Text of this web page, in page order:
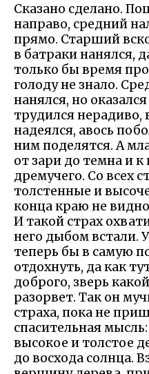
Сказано сделано.
направо, средний
прямо. Старший
в батраки нанялся,
только бы время
голоду не знало.
нанялся, но
трудился нерадиво,
надеялся, авось
ним поделятся. А
от зари до темна и к
дремучего. Со всех
толстенные и
конца краю не
И такой страх
него дыбом встали.
теперь бы в самую
отдохнуть, да как
доброго, зверь
разорвет. Так он
страха, пока не
спасительная
высокое и толстое
до восхода солнца.